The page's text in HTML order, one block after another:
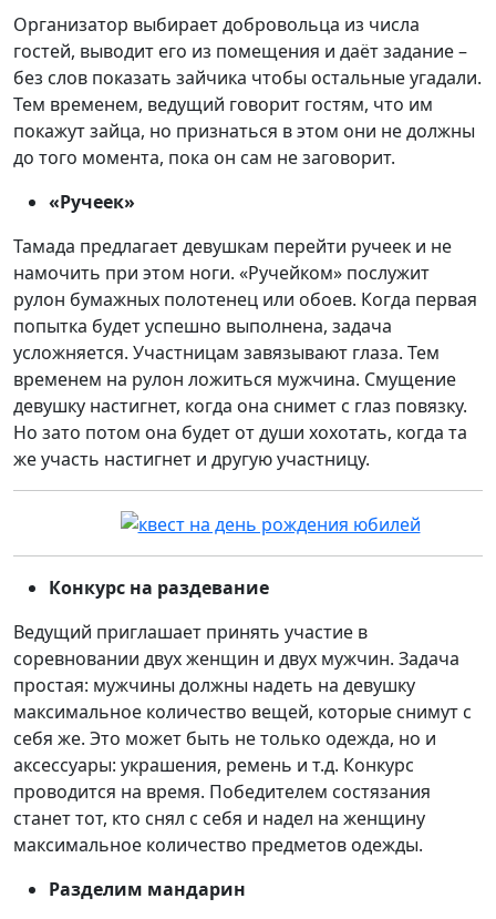
Организатор выбирает добровольца из числа
гостей, выводит его из помещения и даёт задание –
без слов показать зайчика чтобы остальные угадали.
Тем временем, ведущий говорит гостям, что им
покажут зайца, но признаться в этом они не должны
до того момента, пока он сам не заговорит.
«Ручеек»
Тамада предлагает девушкам перейти ручеек и не
намочить при этом ноги. «Ручейком» послужит
рулон бумажных полотенец или обоев. Когда первая
попытка будет успешно выполнена, задача
усложняется. Участницам завязывают глаза. Тем
временем на рулон ложиться мужчина. Смущение
девушку настигнет, когда она снимет с глаз повязку.
Но зато потом она будет от души хохотать, когда та
же участь настигнет и другую участницу.
Конкурс на раздевание
Ведущий приглашает принять участие в
соревновании двух женщин и двух мужчин. Задача
простая: мужчины должны надеть на девушку
максимальное количество вещей, которые снимут с
себя же. Это может быть не только одежда, но и
аксессуары: украшения, ремень и т.д. Конкурс
проводится на время. Победителем состязания
станет тот, кто снял с себя и надел на женщину
максимальное количество предметов одежды.
Разделим мандарин